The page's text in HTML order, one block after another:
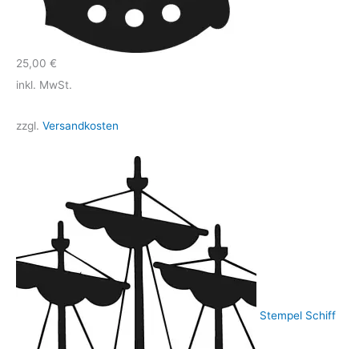
25,00 €
inkl. MwSt.
zzgl. Versandkosten
Stempel Schiff